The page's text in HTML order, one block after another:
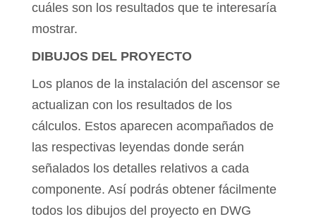
cuáles son los resultados que te interesaría
mostrar.
DIBUJOS DEL PROYECTO
Los planos de la instalación del ascensor se
actualizan con los resultados de los
cálculos. Estos aparecen acompañados de
las respectivas leyendas donde serán
señalados los detalles relativos a cada
componente. Así podrás obtener fácilmente
todos los dibujos del proyecto en DWG